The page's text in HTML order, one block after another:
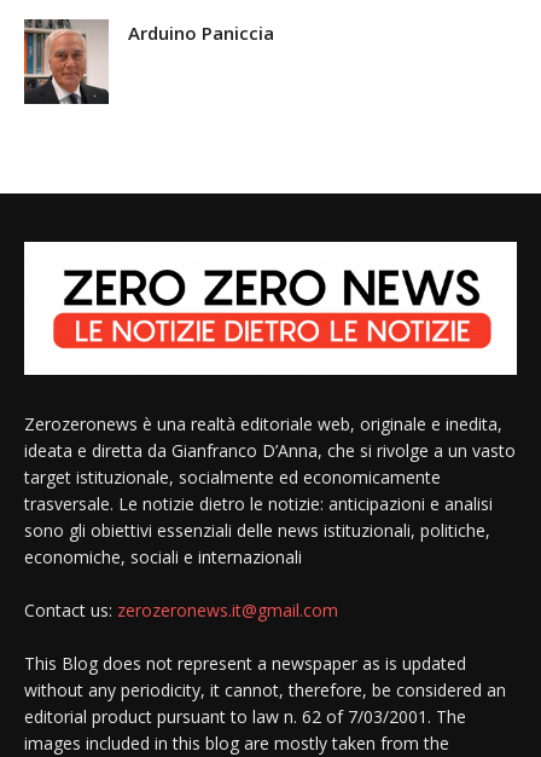
Arduino Paniccia
Zerozeronews è una realtà editoriale web, originale e inedita,
ideata e diretta da Gianfranco D’Anna, che si rivolge a un vasto
target istituzionale, socialmente ed economicamente
trasversale. Le notizie dietro le notizie: anticipazioni e analisi
sono gli obiettivi essenziali delle news istituzionali, politiche,
economiche, sociali e internazionali
Contact us: zerozeronews.it@gmail.com
This Blog does not represent a newspaper as is updated
without any periodicity, it cannot, therefore, be considered an
editorial product pursuant to law n. 62 of 7/03/2001. The
images included in this blog are mostly taken from the